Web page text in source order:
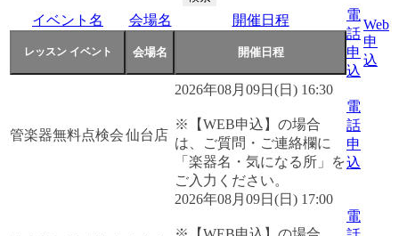
イベント名 会場名 開催日程
電
話
申
込
Web
申
込
管楽器無料点検会仙台店
2026年08月09日(日) 16:30
※【WEB申込】の場合
は、ご質問・ご連絡欄に
「楽器名・気になる所」を
ご入力ください。
電
話
申
込
2026年08月09日(日) 17:00
電